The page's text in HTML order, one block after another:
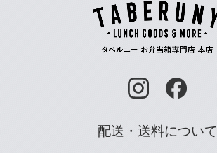
配送・送料について